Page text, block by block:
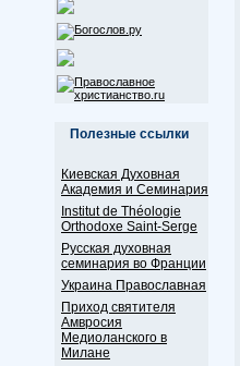
Полезные ссылки
Киевская Духовная
Академия и Семинария
Institut de Théologie
Orthodoxe Saint-Serge
Русская духовная
семинария во Франции
Украина Православная
Приход святителя
Амвросия
Медиоланского в
Милане